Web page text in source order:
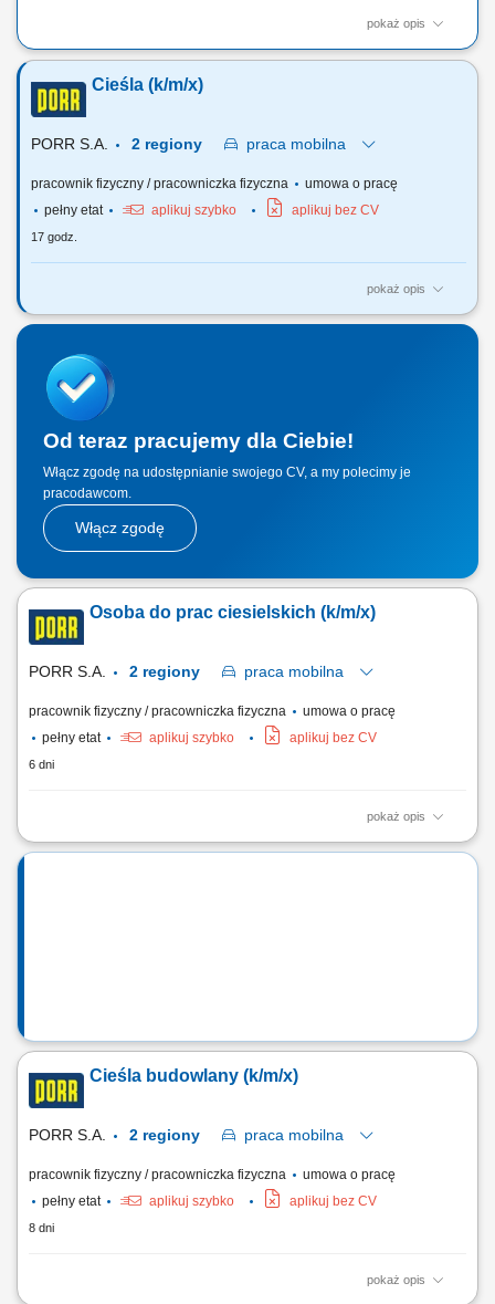
pokaż opis
Otrzymujesz pełną stawkę godzinową brutto w wysokości 16,36 €. Na tę
godzinę oraz dodatek ADV, dodatek urlopowy i udział w zyskach. W
zależności od Twoich obowiązków możesz też otrzymać dodatkowe
Cieśla (k/m/x)
PORR S.A. praca mobilna
pracownik fizyczny / pracowniczka fizyczna
umowa o pracę
pełny etat
aplikuj szybko aplikuj bez CV
17 godz.
pokaż opis
Twoje zadanie: Wykonywanie i montaż konstrukcji ciesielskich. Montaż i
Wykonywanie prac związanych z przygotowaniem i obróbką elementów
drewnianych na budowie. Wykonywanie innych zadań zleconych przez
przełożonego....
Od teraz pracujemy dla Ciebie!
Włącz zgodę na udostępnianie swojego CV, a my polecimy je
pracodawcom.
Włącz zgodę
Osoba do prac ciesielskich (k/m/x)
PORR S.A. praca mobilna
pracownik fizyczny / pracowniczka fizyczna
umowa o pracę
pełny etat
aplikuj szybko aplikuj bez CV
6 dni
pokaż opis
Opis stanowiska: Przygotowywanie, wymiarowanie oraz montowanie
Cieśla budowlany (k/m/x)
PORR S.A. praca mobilna
pracownik fizyczny / pracowniczka fizyczna
umowa o pracę
pełny etat
aplikuj szybko aplikuj bez CV
8 dni
pokaż opis